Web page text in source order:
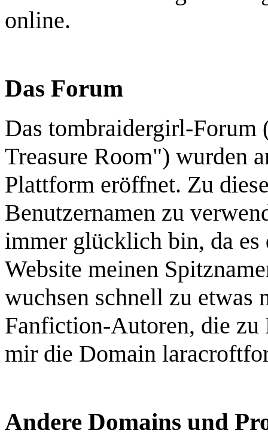
online.
Das Forum
Das tombraidergirl-Forum
Treasure Room") wurden
Plattform eröffnet. Zu
Benutzernamen zu
immer glücklich bin, da es
Website meinen
wuchsen schnell zu
Fanfiction-Autoren, die zu
mir die Domain
Andere Domains und